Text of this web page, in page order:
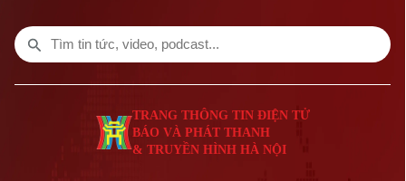
Số 3-5 Huỳnh Thúc Kháng-Phường Láng-Hà Nội
Giám đốc: VŨ MINH TUẤN
TRANG THÔNG TIN ĐIỆN TỬ
BÁO VÀ PHÁT THANH
& TRUYỀN HÌNH HÀ NỘI